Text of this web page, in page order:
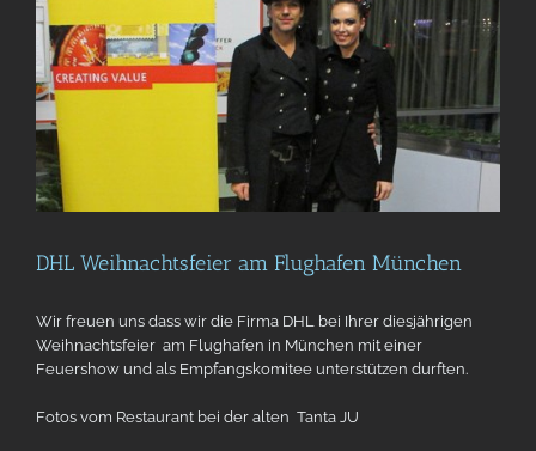
DHL Weihnachtsfeier am Flughafen München
Wir freuen uns dass wir die Firma DHL bei Ihrer diesjährigen
Weihnachtsfeier am Flughafen in München mit einer
Feuershow und als Empfangskomitee unterstützen durften.
Fotos vom Restaurant bei der alten Tanta JU